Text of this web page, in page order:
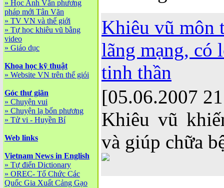
» Học Anh Văn phương
pháp mới Tân Văn
» TV VN và thế giới
» Tự học khiêu vũ bằng
video
» Giáo dục
Khoa học kỹ thuật
» Website VN trên thế giói
Góc thư giãn
» Chuyện vui
» Chuyện lạ bốn phương
» Tử vi - Huyền Bí
Web links
Vietnam News in English
» Tự điển Dictionary
» OREC- Tố Chức Các
Quốc Gia Xuất Cảng Gạo
Khiêu vũ môn
lãng mạng, có
tinh thần
[05.06.2007
Khiêu vũ
và giúp chữa